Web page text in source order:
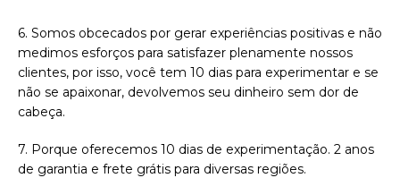
6. Somos obcecados por gerar experiências positivas e não
medimos esforços para satisfazer plenamente nossos
clientes, por isso, você tem 10 dias para experimentar e se
não se apaixonar, devolvemos seu dinheiro sem dor de
cabeça.
7. Porque oferecemos 10 dias de experimentação. 2 anos
de garantia e frete grátis para diversas regiões.